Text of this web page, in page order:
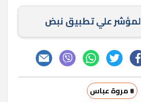
علي تطبيق نبض
# مروة عباس